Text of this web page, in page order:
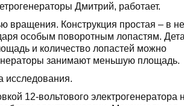
Дмитрий, работает.
вращения. Конструкция простая – в
особым поворотным лопастям.
и количество лопастей можно
занимают меньшую площадь.
исследования.
12-вольтового электрогенератора